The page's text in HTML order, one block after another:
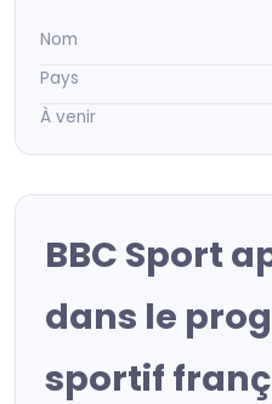
Nom
Pays
À venir
BBC Sport
dans le
sportif